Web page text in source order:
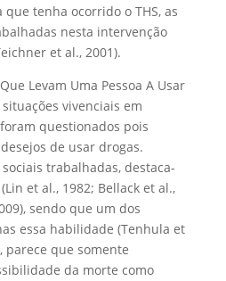
tenha ocorrido o THS, as
nesta intervenção
et al., 2001).
Levam Uma Pessoa A Usar
vivenciais em
questionados pois
de usar drogas.
trabalhadas, destaca-
et al., 1982; Bellack et al.,
sendo que um dos
essa habilidade (Tenhula et
parece que somente
da morte como